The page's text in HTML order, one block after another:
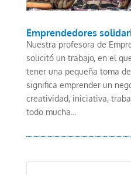
Emprendedores
Nuestra profesora de
solicitó un trabajo, en el
tener una pequeña toma
significa emprender un
creatividad, iniciativa,
todo mucha...